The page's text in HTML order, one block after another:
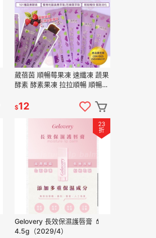
葳蓓茵 順暢莓果凍 速纖凍 蔬果
酵素 酵素果凍 拉拉順暢 順暢速
$12
23
折
Gelovery 長效保濕護唇膏 💄
4.5g（2029/4）